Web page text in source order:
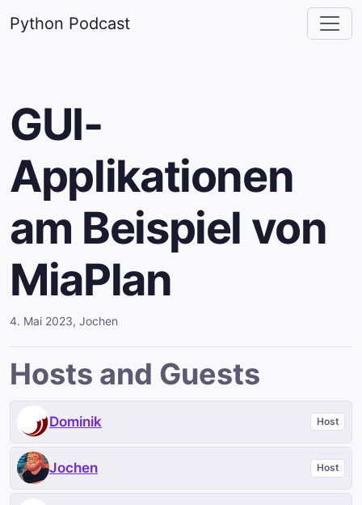
Python Podcast
GUI-
Applikationen
am Beispiel von
MiaPlan
4. Mai 2023, Jochen
Hosts and Guests
Dominik Host
Jochen Host